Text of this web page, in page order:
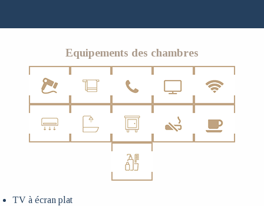
Equipements des chambres
TV à écran plat